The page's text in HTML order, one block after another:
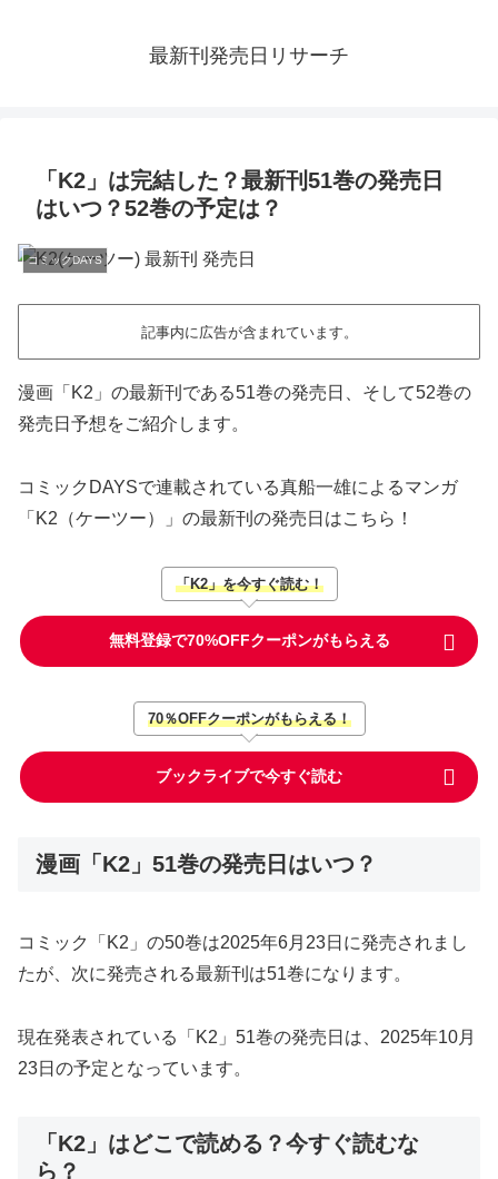
最新刊発売日リサーチ
「K2」は完結した？最新刊51巻の発売日
はいつ？52巻の予定は？
コミックDAYS
記事内に広告が含まれています。
漫画「K2」の最新刊である51巻の発売日、そして52巻の
発売日予想をご紹介します。
コミックDAYSで連載されている真船一雄によるマンガ
「K2（ケーツー）」の最新刊の発売日はこちら！
「K2」を今すぐ読む！
無料登録で70%OFFクーポンがもらえる
70％OFFクーポンがもらえる！
ブックライブで今すぐ読む
漫画「K2」51巻の発売日はいつ？
コミック「K2」の50巻は2025年6月23日に発売されまし
たが、次に発売される最新刊は51巻になります。
現在発表されている「K2」51巻の発売日は、2025年10月
23日の予定となっています。
「K2」はどこで読める？今すぐ読むな
ら？